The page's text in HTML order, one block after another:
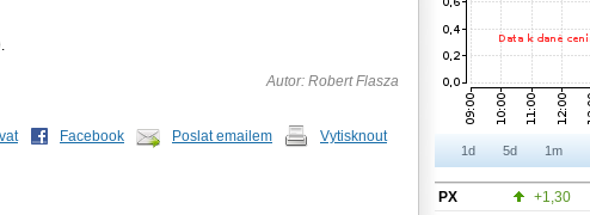
Autor: Robert Flasza
Facebook Poslat emailem Vytisknout
1d 5d 1m
PX +1,30